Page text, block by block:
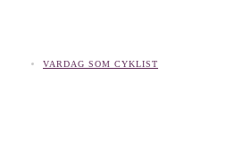
VARDAG SOM CYKLIST